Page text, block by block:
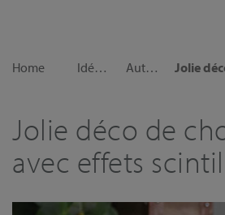
Home
Idées déco Automne
Jolie déco de
avec effets